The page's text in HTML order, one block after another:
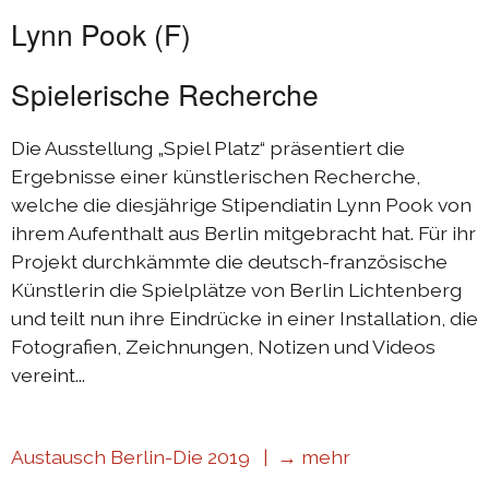
Lynn Pook (F)
Spielerische Recherche
Die Ausstellung „Spiel Platz“ präsentiert die
Ergebnisse einer künstlerischen Recherche,
welche die diesjährige Stipendiatin Lynn Pook von
ihrem Aufenthalt aus Berlin mitgebracht hat. Für ihr
Projekt durchkämmte die deutsch-französische
Künstlerin die Spielplätze von Berlin Lichtenberg
und teilt nun ihre Eindrücke in einer Installation, die
Fotografien, Zeichnungen, Notizen und Videos
vereint...
Austausch Berlin-Die 2019 | → mehr